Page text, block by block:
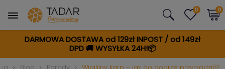
DARMOWA DOSTAWA od 129zł INPOST / od 149zł
DPD🚚WYSYŁKA 24H!📦
0 0